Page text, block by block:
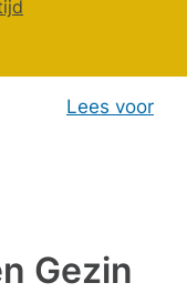
Lees voor
Gezin